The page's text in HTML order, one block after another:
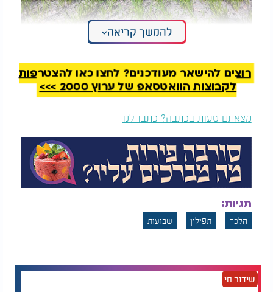
להמשך קריאה
רוצים להישאר מעודכנים? לחצו כאן להצטרפות
לקבוצות הוואטסאפ של ערוץ 2000 >>>
מצאתם טעות בכתבה? כתבו לנו
תגיות:
הלכה תפילין שבועות
שידור חי